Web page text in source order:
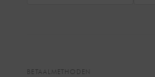
BETAALMETHODEN